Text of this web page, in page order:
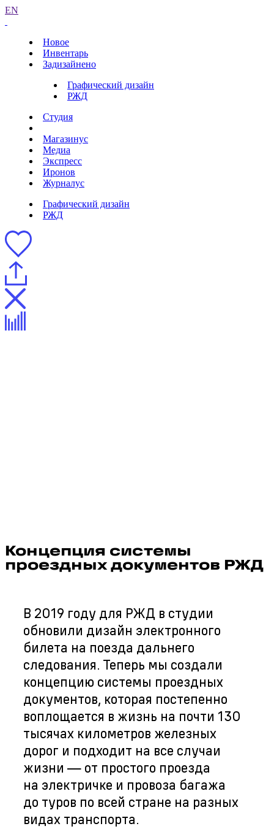
EN
Новое
Инвентарь
Задизайнено
Графический дизайн
РЖД
Студия
Магазинус
Медиа
Экспресс
Иронов
Журналус
Графический дизайн
РЖД
Концепция системы
проездных документов РЖД
В 2019 году для РЖД в студии
обновили дизайн электронного
билета на поезда дальнего
следования. Теперь мы создали
концепцию системы проездных
документов, которая постепенно
воплощается в жизнь на почти 130
тысячах километров железных
дорог и подходит на все случаи
жизни — от простого проезда
на электричке и провоза багажа
до туров по всей стране на разных
видах транспорта.